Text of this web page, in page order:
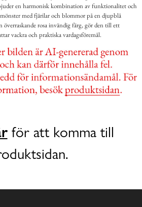
en harmonisk kombination av funktionalitet och
med fjärilar och blommor på en djupblå
rosa invändig färg, gör den till ett
vackra och praktiska vardagsföremål.
för att komma till